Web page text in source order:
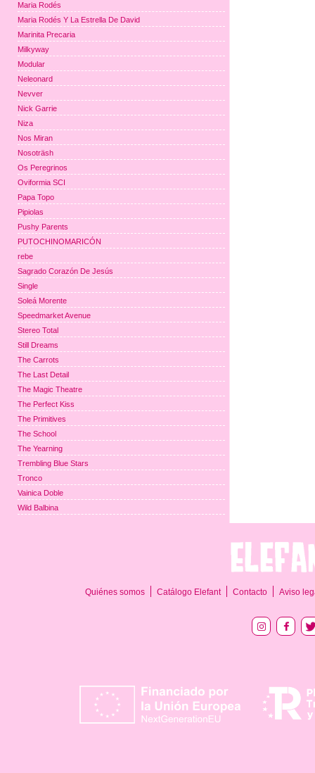
Maria Rodés
Maria Rodés Y La Estrella De David
Marinita Precaria
Milkyway
Modular
Neleonard
Nevver
Nick Garrie
Niza
Nos Miran
Nosoträsh
Os Peregrinos
Oviformia SCI
Papa Topo
Pipiolas
Pushy Parents
PUTOCHINOMARICÓN
rebe
Sagrado Corazón De Jesús
Single
Soleá Morente
Speedmarket Avenue
Stereo Total
Still Dreams
The Carrots
The Last Detail
The Magic Theatre
The Perfect Kiss
The Primitives
The School
The Yearning
Trembling Blue Stars
Tronco
Vainica Doble
Wild Balbina
Quiénes somos Catálogo Elefant Contacto Aviso